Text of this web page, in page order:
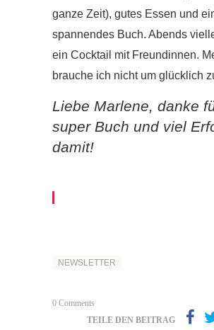
ganze Zeit), gutes Essen und
spannendes Buch. Abends
ein Cocktail mit Freundinnen.
brauche ich nicht um glücklich
Liebe Marlene, danke
super Buch und viel
damit!
NEWSLETTER
0 Comments
TEILE DEN BEITRAG